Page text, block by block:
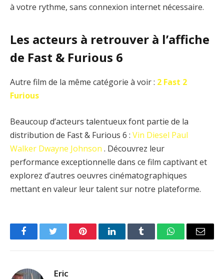
à votre rythme, sans connexion internet nécessaire.
Les acteurs à retrouver à l’affiche
de Fast & Furious 6
Autre film de la même catégorie à voir : 2 Fast 2
Furious
Beaucoup d’acteurs talentueux font partie de la
distribution de Fast & Furious 6 : Vin Diesel Paul
Walker Dwayne Johnson . Découvrez leur
performance exceptionnelle dans ce film captivant et
explorez d’autres oeuvres cinématographiques
mettant en valeur leur talent sur notre plateforme.
FacebookTwitter PinterestLinkedInTumblr WhatsAppEmail
Eric